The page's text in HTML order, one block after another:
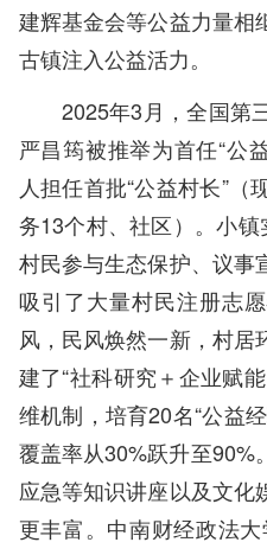
建辉基金会等公益力量相
古镇注入公益活力。
2025年3月，全国第
严昌筠被推举为首任“公
人担任首批“公益村长”（
务13个村、社区）。小镇
村民参与生态保护、议事
吸引了大量村民注册志
风，民风焕然一新，村居
建了“社科研究＋企业赋
维机制，培育20名“公益
覆盖率从30%跃升至90%
应急等知识讲座以及文化
更丰富。中南财经政法